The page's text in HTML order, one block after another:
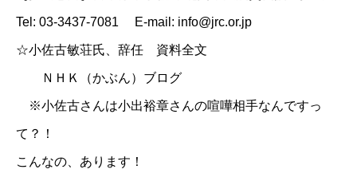
Tel: 03-3437-7081 E-mail: info@jrc.or.jp
☆小佐古敏荘氏、辞任 資料全文
ＮＨＫ（かぶん）ブログ
※小佐古さんは小出裕章さんの喧嘩相手なんですっ
て？！
こんなの、あります！